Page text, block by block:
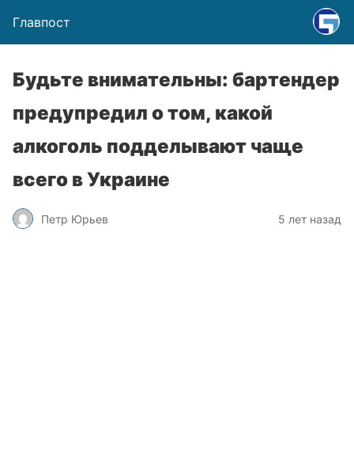
Главпост
Будьте внимательны: бартендер
предупредил о том, какой
алкоголь подделывают чаще
всего в Украине
Петр Юрьев 5 лет назад